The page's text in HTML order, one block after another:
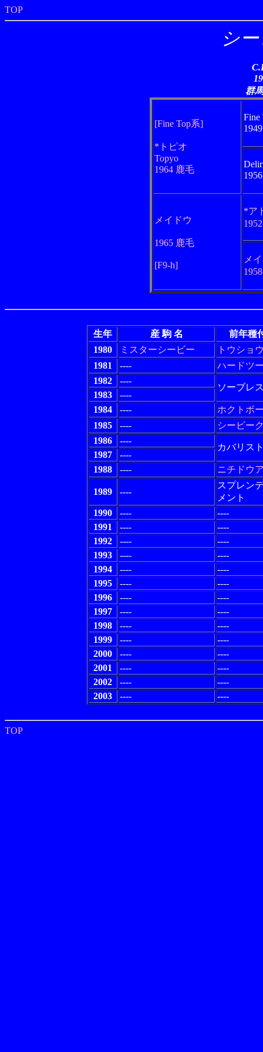
TOP
シ
群
[Fine Top系]
*トピオ
Topyo
1964 鹿毛
Fine
メイドウ
1965 鹿毛
[F9-h]
*ア
メ
生年 産 駒 名
前年種
1980
ミスターシービー
トウショ
1981
----
ハードツ
1982
----
ソーブレ
1983
----
1984
----
ホクトボ
1985
----
シービー
1986
----
カバリス
1987
----
1988
---- ニチドウ
1989 ----
スプレン
メント
1990
----
----
1991
----
----
1992
----
----
1993
----
----
1994
----
----
1995
----
----
1996
----
----
1997
----
----
1998
----
----
1999
----
----
2000
----
----
2001
----
----
2002
----
----
2003
---- ----
TOP